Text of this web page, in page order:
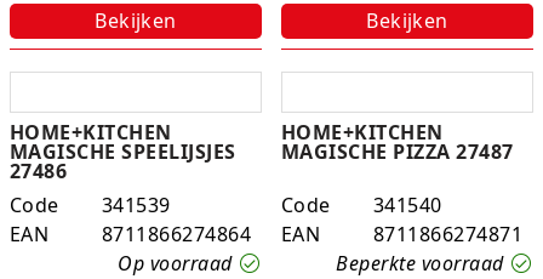
Bekijken
Bekijken
HOME+KITCHEN
MAGISCHE SPEELIJSJES
27486
Code
341539
EAN
8711866274864
Op voorraad
HOME+KITCHEN
MAGISCHE PIZZA 27487
Code
341540
EAN
8711866274871
Beperkte voorraad